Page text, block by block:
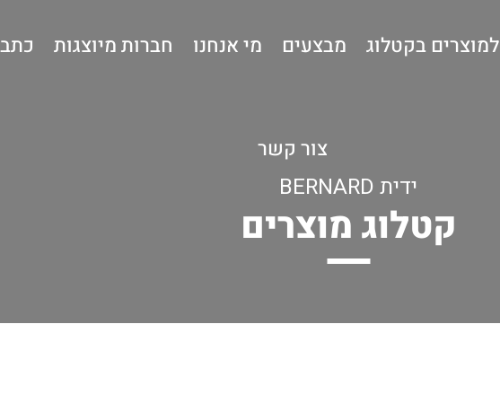
למוצרים בקטלוג מבצעים מי אנחנו חברות מיוצגות
צור קשר
ידית BERNARD
קטלוג מוצרים